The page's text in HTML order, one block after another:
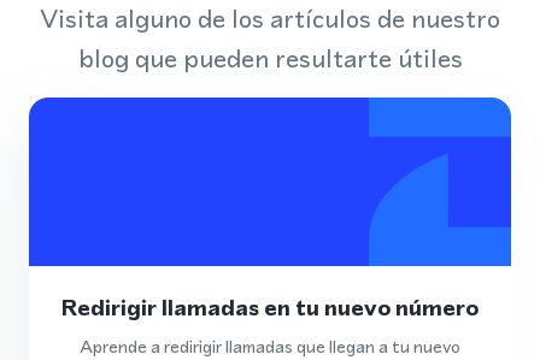
Visita alguno de los artículos de nuestro
blog que pueden resultarte útiles
Redirigir llamadas en tu nuevo número
Aprende a redirigir llamadas que llegan a tu nuevo